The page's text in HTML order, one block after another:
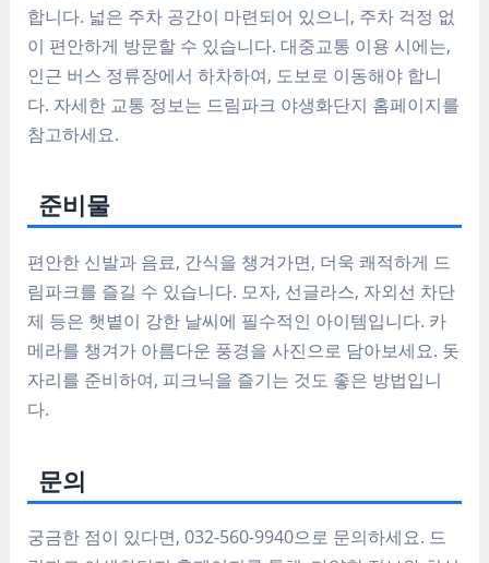
합니다. 넓은 주차 공간이 마련되어 있으니, 주차 걱정 없
이 편안하게 방문할 수 있습니다. 대중교통 이용 시에는,
인근 버스 정류장에서 하차하여, 도보로 이동해야 합니
다. 자세한 교통 정보는 드림파크 야생화단지 홈페이지를
참고하세요.
준비물
편안한 신발과 음료, 간식을 챙겨가면, 더욱 쾌적하게 드
림파크를 즐길 수 있습니다. 모자, 선글라스, 자외선 차단
제 등은 햇볕이 강한 날씨에 필수적인 아이템입니다. 카
메라를 챙겨가 아름다운 풍경을 사진으로 담아보세요. 돗
자리를 준비하여, 피크닉을 즐기는 것도 좋은 방법입니
다.
문의
궁금한 점이 있다면,032-560-9940으로 문의하세요. 드